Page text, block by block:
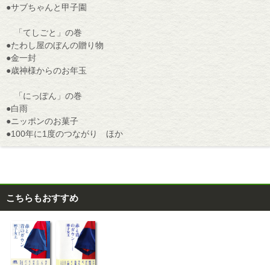
●サブちゃんと甲子園
「てしごと」の巻
●たわし屋のぼんの贈り物
●金一封
●歳神様からのお年玉
「にっぽん」の巻
●白雨
●ニッポンのお菓子
●100年に1度のつながり ほか
こちらもおすすめ